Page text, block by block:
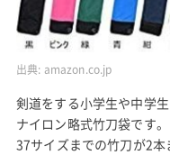
出典: amazon.co.jp
剣道をする小学生や中学
ナイロン略式竹刀袋です。
37サイズまでの竹刀が2本